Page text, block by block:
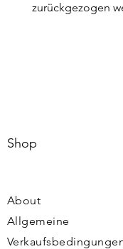
zurückgezogen
Shop
About
Allgemeine